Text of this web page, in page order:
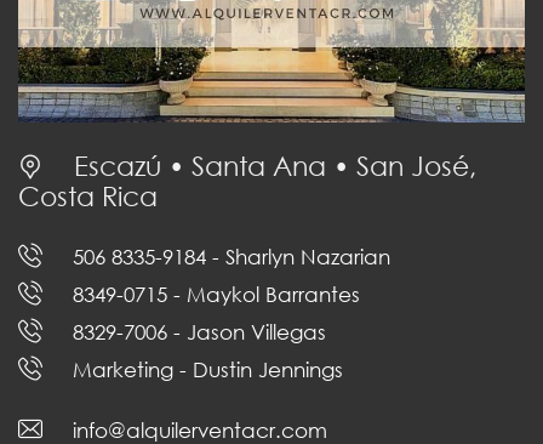
Escazú • Santa Ana • San José,
Costa Rica
506 8335-9184 - Sharlyn Nazarian
8349-0715 - Maykol Barrantes
8329-7006 - Jason Villegas
Marketing - Dustin Jennings
info@alquilerventacr.com